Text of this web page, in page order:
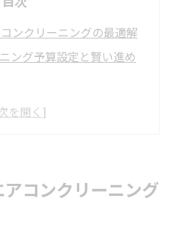
ンクリーニングの最適解
ング予算設定と賢い進め
費用の相場と賢い選び方
ング費用相場の正しい把
コンクリーニング